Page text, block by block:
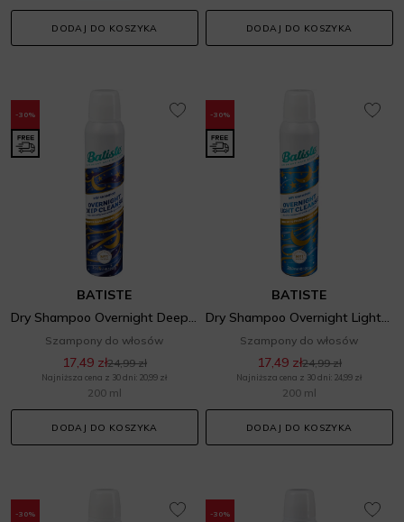
DODAJ DO KOSZYKA DODAJ DO KOSZYKA
-30%
BATISTE
Dry Shampoo Overnight Deep Cleanse
Szampony do włosów
17,49 zł24,99 zł
Najniższa cena z 30 dni: 20,99 zł
200 ml
DODAJ DO KOSZYKA
-30%
BATISTE
Dry Shampoo Overnight Light Cleanse
Szampony do włosów
17,49 zł24,99 zł
Najniższa cena z 30 dni: 24,99 zł
200 ml
DODAJ DO KOSZYKA
-30% -30%